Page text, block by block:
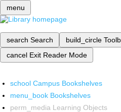
menu
search Search build_circle
cancel Exit Reader Mode
school Campus Bookshelves
menu_book Bookshelves
perm_media Learning Objects